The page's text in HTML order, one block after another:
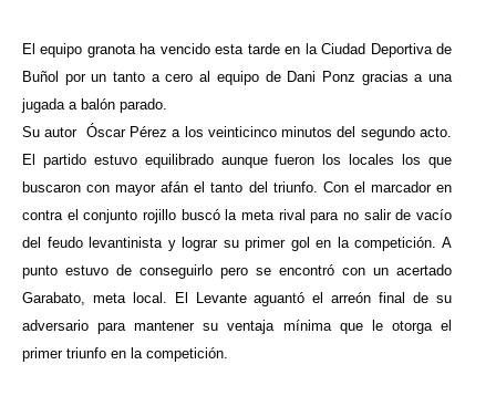
El equipo granota ha vencido esta tarde en la Ciudad Deportiva de
Buñol por un tanto a cero al equipo de Dani Ponz gracias a una
jugada a balón parado.
Su autor Óscar Pérez a los veinticinco minutos del segundo acto.
El partido estuvo equilibrado aunque fueron los locales los que
buscaron con mayor afán el tanto del triunfo. Con el marcador en
contra el conjunto rojillo buscó la meta rival para no salir de vacío
del feudo levantinista y lograr su primer gol en la competición. A
punto estuvo de conseguirlo pero se encontró con un acertado
Garabato, meta local. El Levante aguantó el arreón final de su
adversario para mantener su ventaja mínima que le otorga el
primer triunfo en la competición.